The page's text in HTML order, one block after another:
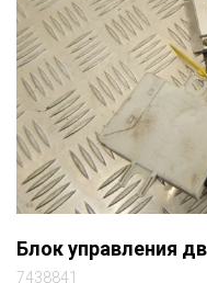
Блок управления
7438841